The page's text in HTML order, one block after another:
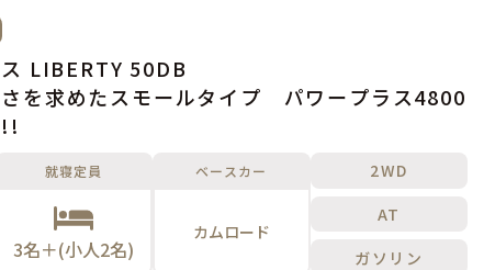
LIBERTY 50DB
を求めたスモールタイプ パワープラス4800
就寝定員
3名＋(小人2名)
ベースカー
カムロード
2WD
AT
ガソリン